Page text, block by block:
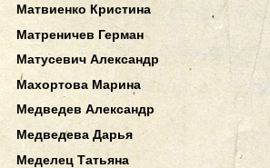
Матвиенко Кристина
Матреничев Герман
Матусевич Александр
Махортова Марина
Медведев Александр
Медведева Дарья
Меделец Татьяна